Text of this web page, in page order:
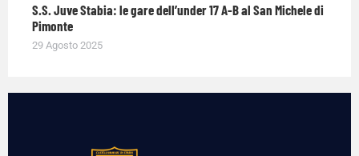
S.S. Juve Stabia: le gare dell’under 17 A-B al San Michele di
Pimonte
29 Agosto 2025